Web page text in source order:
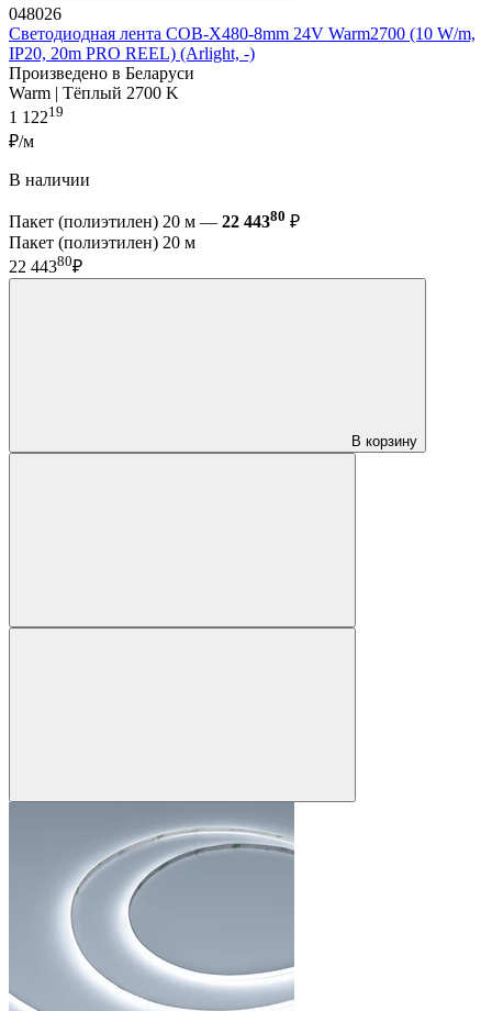
048026
Светодиодная лента COB-X480-8mm 24V Warm2700 (10 W/m,
IP20, 20m PRO REEL) (Arlight, -)
Произведено в Беларуси
Warm | Тёплый 2700 K
1 12219
₽/м
В наличии
Пакет (полиэтилен) 20 м — 22 44380 ₽
Пакет (полиэтилен) 20 м
22 44380₽
В корзину